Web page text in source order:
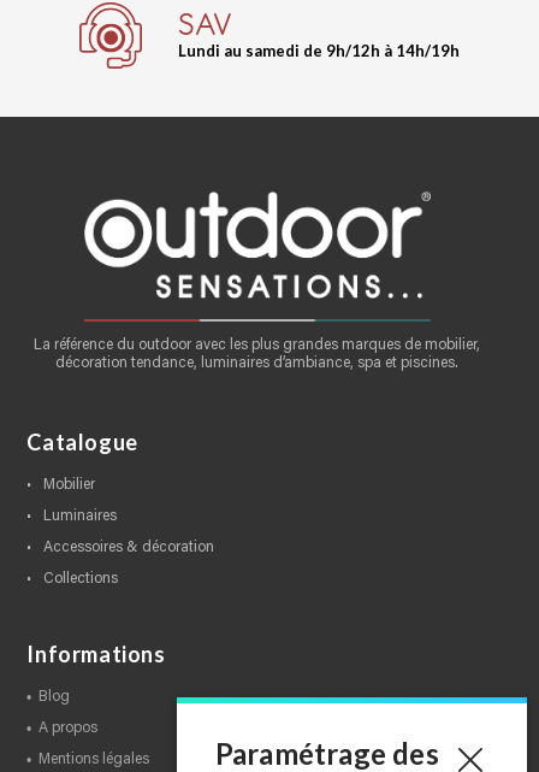
SAV
Lundi au samedi de 9h/12h à 14h/19h
La référence du outdoor avec les plus grandes marques de mobilier,
décoration tendance, luminaires d’ambiance, spa et piscines.
Catalogue
mobilier
luminaires
accessoires & décoration
collections
Informations
blog
a propos
mentions légales
Paramétrage des